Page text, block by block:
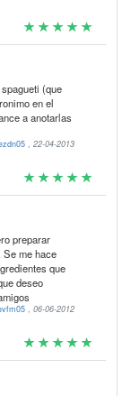
(que
en el
a anotarlas
, 22-04-2013
preparar
me hace
que
deseo
, 06-06-2012